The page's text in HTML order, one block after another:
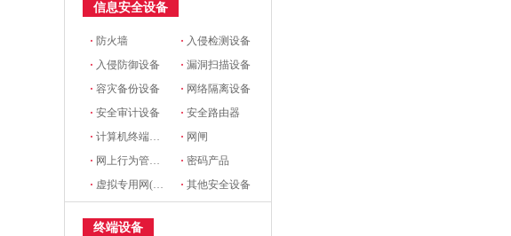
信息安全设备
· 防火墙 · 入侵检测设备
· 入侵防御设备 ·漏洞扫描设备
·容灾备份设备 · 网络隔离设备
·安全审计设备 ·安全路由器
·计算机终端安全设备 · 网闸
· 网上行为管理设备 ·密码产品
· 虚拟专用网(VPN)设备 ·其他安全设备
终端设备